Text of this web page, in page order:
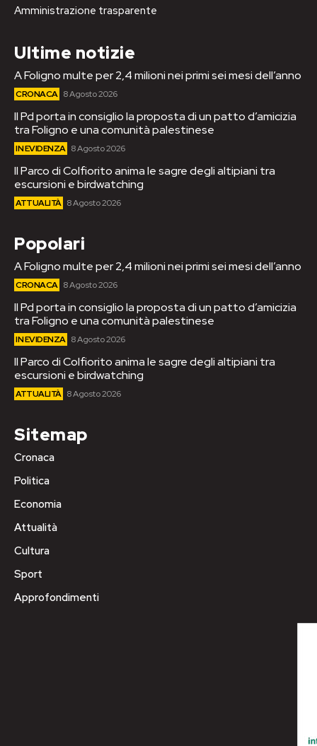
Amministrazione trasparente
Ultime notizie
A Foligno multe per 2,4 milioni nei primi sei mesi dell’anno
CRONACA 8 Agosto 2026
Il Pd porta in consiglio la proposta di un patto d’amicizia
tra Foligno e una comunità palestinese
IN EVIDENZA 8 Agosto 2026
Il Parco di Colfiorito anima le sagre degli altipiani tra
escursioni e birdwatching
ATTUALITÀ 8 Agosto 2026
Popolari
A Foligno multe per 2,4 milioni nei primi sei mesi dell’anno
CRONACA 8 Agosto 2026
Il Pd porta in consiglio la proposta di un patto d’amicizia
tra Foligno e una comunità palestinese
IN EVIDENZA 8 Agosto 2026
Il Parco di Colfiorito anima le sagre degli altipiani tra
escursioni e birdwatching
ATTUALITÀ 8 Agosto 2026
Sitemap
Cronaca
Politica
Economia
Attualità
Cultura
Sport
Approfondimenti